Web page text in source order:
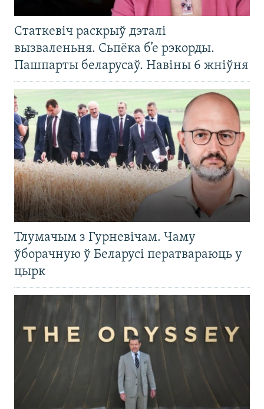
Статкевіч раскрыў дэталі
вызваленьня. Сьпёка б’е рэкорды.
Пашпарты беларусаў. Навіны 6 жніўня
Тлумачым з Гурневічам. Чаму
ўборачную ў Беларусі ператвараюць у
цырк